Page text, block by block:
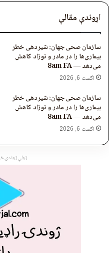
اړوندې مقالې
سازمان صحی جهان: شیردهی خطر
بیماری‌ها را در مادر و نوزاد کاهش
می‌دهد — 8am FA
اگست 6, 2026
سازمان صحی جهان: شیردهی خطر
بیماری‌ها را در مادر و نوزاد کاهش
می‌دهد — 8am FA
اگست 6, 2026
ټولې ژوندۍ